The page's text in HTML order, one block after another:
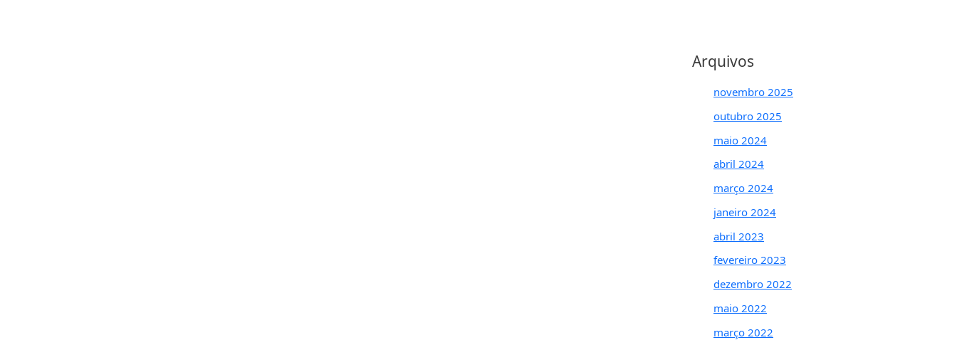
Arquivos
novembro 2025
outubro 2025
maio 2024
abril 2024
março 2024
janeiro 2024
abril 2023
fevereiro 2023
dezembro 2022
maio 2022
março 2022